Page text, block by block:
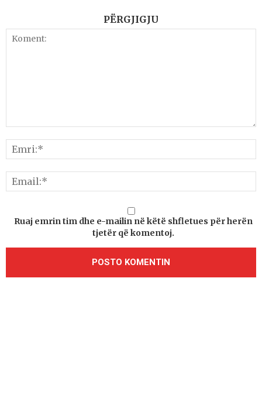
PËRGJIGJU
Ruaj emrin tim dhe e-mailin në këtë shfletues për herën
tjetër që komentoj.